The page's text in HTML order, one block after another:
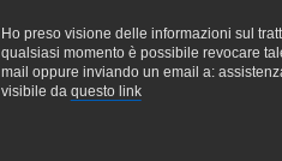
Ho preso visione delle informazioni sul
qualsiasi momento è possibile revocare
mail oppure inviando un email a:
visibile da questo link